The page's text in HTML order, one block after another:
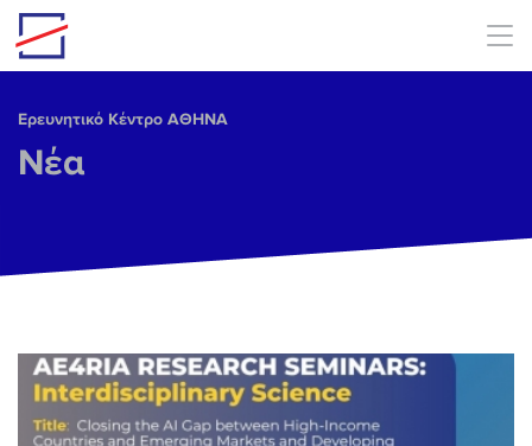
Skip to main content
Ερευνητικό Κέντρο ΑΘΗΝΑ
Νέα